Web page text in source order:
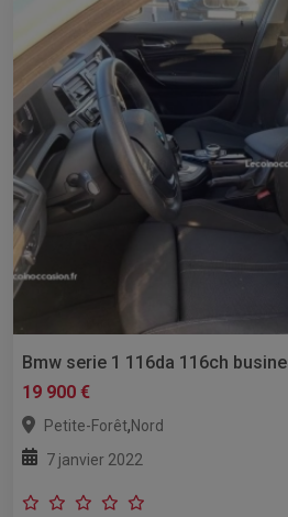
Bmw serie 1 116da 116ch
19 900 €
Petite-Forêt,Nord
7 janvier 2022